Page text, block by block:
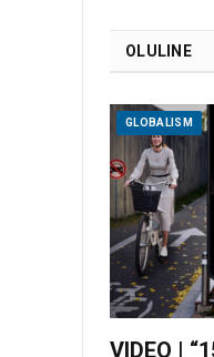
OLULINE
GLOBALISM
VIDEO |